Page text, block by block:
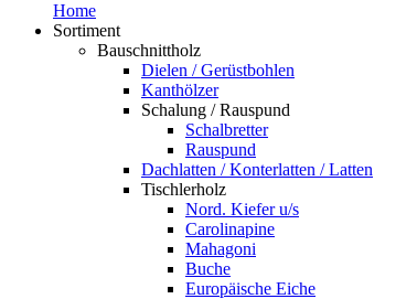
Home
Sortiment
Bauschnittholz
Dielen / Gerüstbohlen
Kanthölzer
Schalung / Rauspund
Schalbretter
Rauspund
Dachlatten / Konterlatten / Latten
Tischlerholz
Nord. Kiefer u/s
Carolinapine
Mahagoni
Buche
Europäische Eiche